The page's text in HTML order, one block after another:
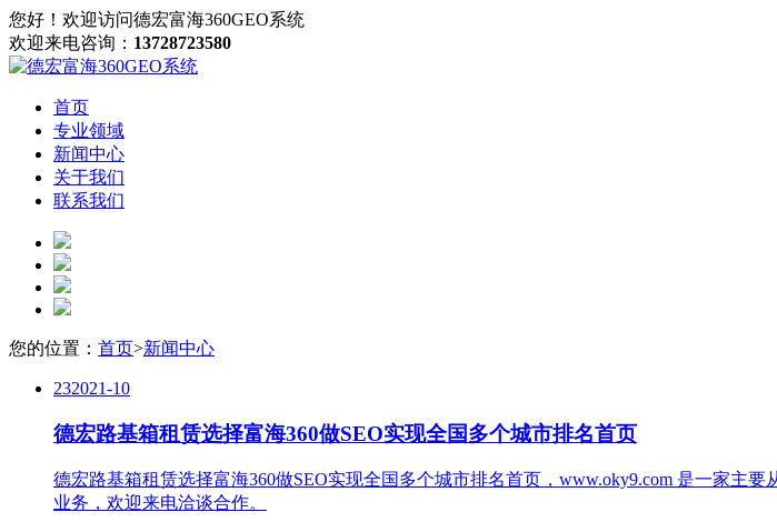
您好！欢迎访问德宏富海360GEO系统
欢迎来电咨询： 13728723580
首页
专业领域
新闻中心
关于我们
联系我们
您的位置： 首页>新闻中心
232021-10
德宏路基箱租赁选择富海360做SEO实现全国多个城市排名首页
德宏路基箱租赁选择富海360做SEO实现全国多个城市排名首页，www.oky9.com 是一家主
业务，欢迎来电洽谈合作。